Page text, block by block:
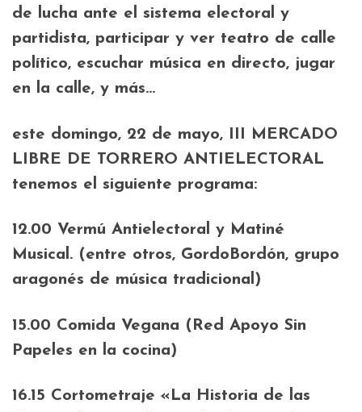
de lucha ante el sistema electoral y
partidista, participar y ver teatro de calle
político, escuchar música en directo, jugar
en la calle, y más…
este domingo, 22 de mayo, III MERCADO
LIBRE DE TORRERO ANTIELECTORAL
tenemos el siguiente programa:
12.00 Vermú Antielectoral y Matiné
Musical. (entre otros, GordoBordón, grupo
aragonés de música tradicional)
15.00 Comida Vegana (Red Apoyo Sin
Papeles en la cocina)
16.15 Cortometraje «La Historia de las